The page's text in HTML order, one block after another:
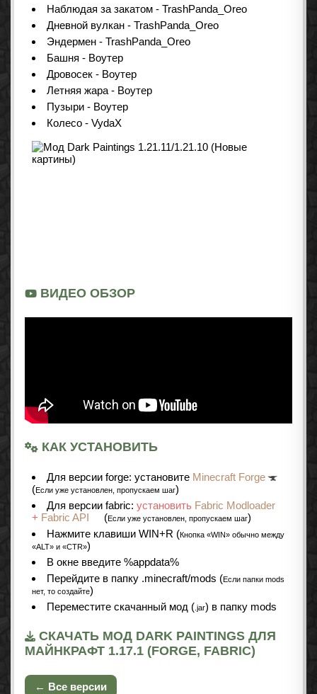
Наблюдая за закатом - TrashPanda_Oreo
Дневной вулкан - TrashPanda_Oreo
Эндермен - TrashPanda_Oreo
Башня - Воутер
Дровосек - Воутер
Летняя жара - Воутер
Пузыри - Воутер
Колесо - VydaX
ВИДЕО ОБЗОР
КАК УСТАНОВИТЬ
Для версии forge: установите Minecraft Forge
(Если уже установлен, пропускаем шаг)
Для версии fabric: установить Fabric Modloader
+ Fabric API (Если уже установлен, пропускаем шаг)
Нажмите клавиши WIN+R (Кнопка «WIN» обычно между
«ALT» и «CTR»)
В окне введите %appdata%
Перейдите в папку .minecraft/mods (Если папки mods
нет, то создайте)
Переместите скачанный мод (.jar) в папку mods
СКАЧАТЬ МОД DARK PAINTINGS ДЛЯ
МАЙНКРАФТ 1.17.1 (FORGE, FABRIC)
← Все версии